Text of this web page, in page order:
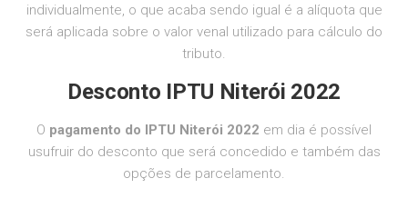
individualmente, o que acaba sendo igual é a alíquota que
será aplicada sobre o valor venal utilizado para cálculo do
tributo.
Desconto IPTU Niterói 2022
O pagamento do IPTU Niterói 2022 em dia é possível
usufruir do desconto que será concedido e também das
opções de parcelamento.